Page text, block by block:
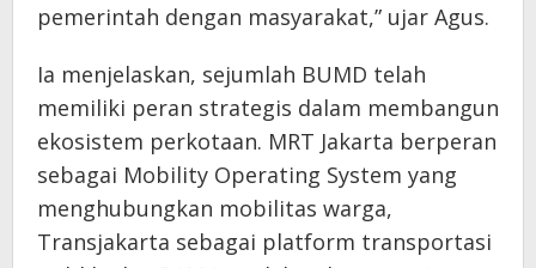
pemerintah dengan masyarakat,” ujar Agus.
Ia menjelaskan, sejumlah BUMD telah
memiliki peran strategis dalam membangun
ekosistem perkotaan. MRT Jakarta berperan
sebagai Mobility Operating System yang
menghubungkan mobilitas warga,
Transjakarta sebagai platform transportasi